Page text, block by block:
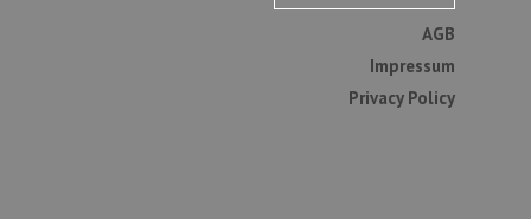
AGB
Impressum
Privacy Policy